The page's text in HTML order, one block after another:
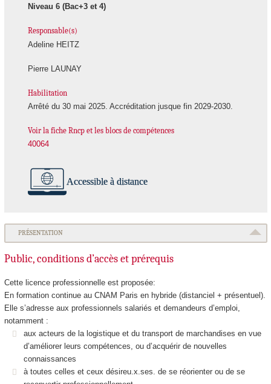
Niveau 6 (Bac+3 et 4)
Responsable(s)
Adeline HEITZ
Pierre LAUNAY
Habilitation
Arrêté du 30 mai 2025. Accréditation jusque fin 2029-2030.
Voir la fiche Rncp et les blocs de compétences
40064
Accessible à distance
PRÉSENTATION
Public, conditions d’accès et prérequis
Cette licence professionnelle est proposée:
En formation continue au CNAM Paris en hybride (distanciel + présentuel).
Elle s’adresse aux professionnels salariés et demandeurs d’emploi,
notamment :
aux acteurs de la logistique et du transport de marchandises en vue
d’améliorer leurs compétences, ou d’acquérir de nouvelles
connaissances
à toutes celles et ceux désireu.x.ses. de se réorienter ou de se